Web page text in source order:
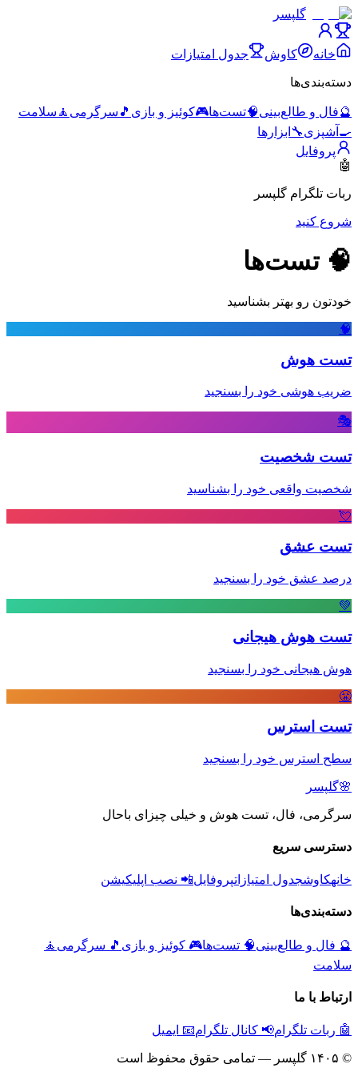
گلپسر
خانه کاوش جدول امتیازات
دسته‌بندی‌ها
🔮فال و طالع‌بینی🧠تست‌ها🎮کوئیز و بازی 🎵 سرگرمی 🧘 سلامت
🍳 آشپزی🔧 ابزارها
پروفایل
🤖
ربات تلگرام گلپسر
شروع کنید
🧠 تست‌ها
خودتون رو بهتر بشناسید
🧠
تست هوش
ضریب هوشی خود را بسنجید
🎭
تست شخصیت
شخصیت واقعی خود را بشناسید
💘
تست عشق
درصد عشق خود را بسنجید
💚
تست هوش هیجانی
هوش هیجانی خود را بسنجید
😤
تست استرس
سطح استرس خود را بسنجید
🌸گلپسر
سرگرمی، فال، تست هوش و خیلی چیزای باحال
دسترسی سریع
خانهکاوشجدول امتیازاتپروفایل📲 نصب اپلیکیشن
دسته‌بندی‌ها
🔮 فال و طالع‌بینی🧠 تست‌ها🎮 کوئیز و بازی 🎵 سرگرمی 🧘
سلامت
ارتباط با ما
🤖 ربات تلگرام📢 کانال تلگرام📧 ایمیل
© ۱۴۰۵ گلپسر — تمامی حقوق محفوظ است